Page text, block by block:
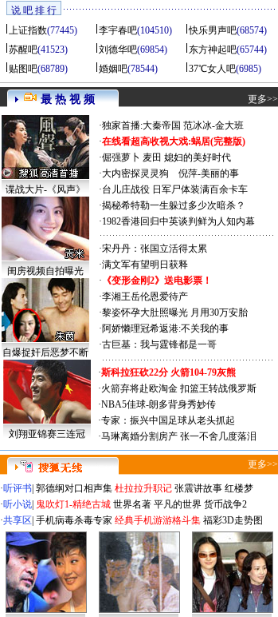
说 吧 排 行
上证指数(77445) 李宇春吧(104510) 快乐男声吧(68574)
苏醒吧(41523) 刘德华吧(69854) 东方神起吧(65744)
贴图吧(68789) 婚姻吧(78544) 37℃女人吧(6985)
最 热 视 频 更多>>
谍战大片-《风声》
闺房视频自拍曝光
自爆捉奸后恶梦不断
·独家首播:大秦帝国 范冰冰-金大班
·在线看超高收视大戏:蜗居(完整版)
·倔强萝卜 麦田 媳妇的美好时代
·大内密探灵灵狗
倪萍-美丽的事
·台儿庄战役 日军尸体装满百余卡车
·揭秘希特勒一生躲过多少次暗杀？
·1982香港回归中英谈判鲜为人知内幕
·宋丹丹：张国立活得太累
·满文军有望明日获释
· 《变形金刚2》送电影票！
·李湘王岳伦恩爱待产
·黎姿怀孕大肚照曝光 月用30万安胎
·阿娇懒理冠希返港:不关我的事
·古巨基：我与霆锋都是一哥
刘翔亚锦赛三连冠
·斯科拉狂砍22分 火箭104-79灰熊
·火箭弃将赴欧淘金 扣篮王转战俄罗斯
·NBA5佳球-朗多背身秀妙传
·专家：振兴中国足球从老头抓起
·马琳离婚分割房产 张一不舍几度落泪
更多>>
·听评书 郭德纲对口相声集 杜拉拉升职记 张震讲故事 红楼梦
·听小说 鬼吹灯1-精绝古城 世界名著 平凡的世界 货币战争2
·共享区 手机病毒杀毒专家 经典手机游游格斗集 福彩3D走势图